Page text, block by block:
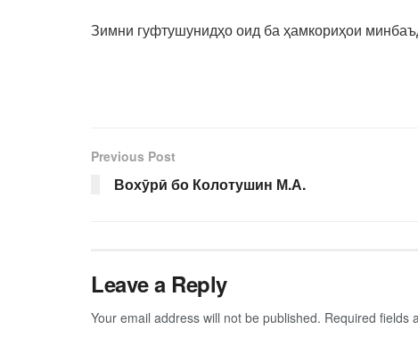
Зимни гуфтушунидҳо оид ба ҳамкориҳои
Previous Post
Вохӯрӣ бо Колотушин М.А.
Leave a Reply
Your email address will not be published. Required fields